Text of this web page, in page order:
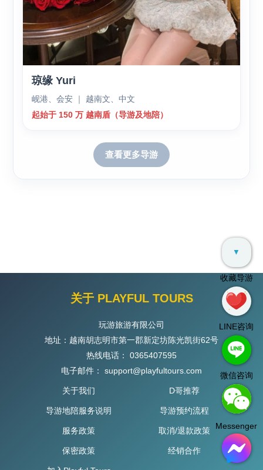
琼缘 Yuri
岘港、会安 ｜ 越南文、中文
起始于 150 万 越南盾（导游及地陪）
查看更多导游
关于 PLAYFUL TOURS
玩游旅游有限公司
地址：越南胡志明市第一郡新定坊陈光凯街62号
热线电话： 0365407595
电子邮件： support@playfultours.com
关于我们 D哥推荐
导游地陪服务说明 导游预约流程
服务政策 取消/退款政策
保密政策 经销合作
▼
收藏导游
LINE咨询
微信咨询
Messenger